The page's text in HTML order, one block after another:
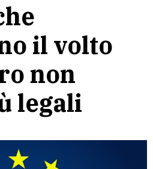
il volto
non
legali